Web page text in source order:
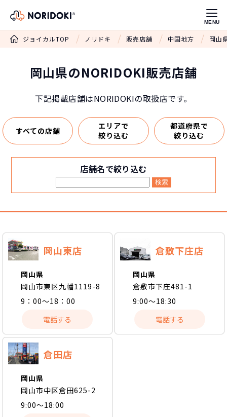
MENU
ジョイカルTOP ノリドキ 販売店舗 中国地方 岡山
岡山県のNORIDOKI販売店舗
下記掲載店舗はNORIDOKIの取扱店です。
すべての店舗
エリアで
絞り込む
都道府県で
絞り込む
店舗名で絞り込む
検索
岡山東店
岡山県
岡山市東区九幡1119-8
9：00～18：00
電話する
倉敷下庄店
岡山県
倉敷市下庄481-1
9:00～18:30
電話する
倉田店
岡山県
岡山市中区倉田625-2
9:00〜18:00